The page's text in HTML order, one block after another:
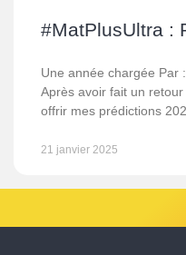
#MatPlusUltra :
Une année chargée Par
Après avoir fait un
offrir mes prédictions
21 janvier 2025